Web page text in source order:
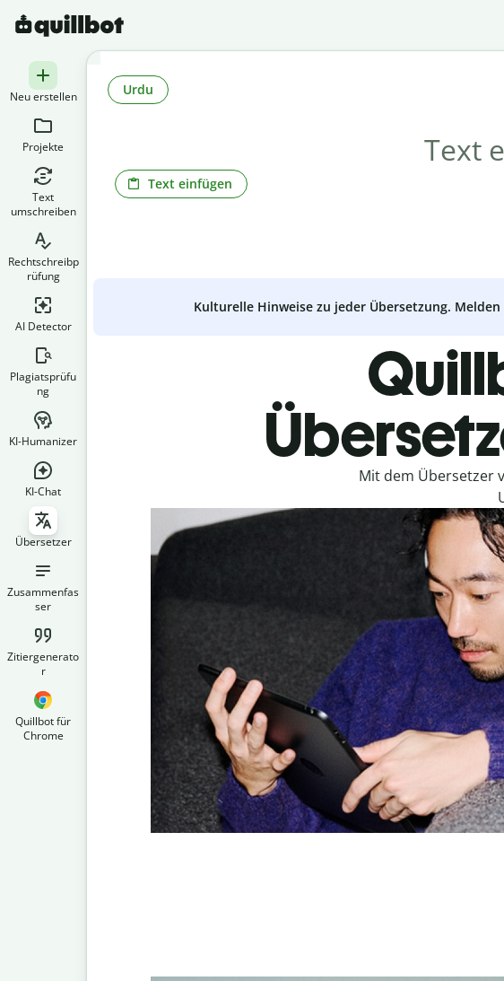
Neu erstellen
Projekte
Text
umschreiben
Rechtschreibp
rüfung
AI Detector
Plagiatsprüfu
ng
KI-Humanizer
KI-Chat
Übersetzer
Zusammenfas
ser
Zitiergenerato
r
Quillbot für
Chrome
Text einfügen
Urdu
Kulturelle Hinweise zu jeder Übersetzung.
Mit dem Übersetzer